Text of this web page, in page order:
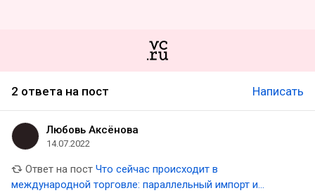
2 ответа на пост Написать
Любовь Аксёнова
14.07.2022
Ответ на пост Что сейчас происходит в
международной торговле: параллельный импорт и